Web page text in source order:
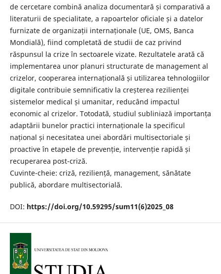
de cercetare combină analiza documentară și comparativă a
literaturii de specialitate, a rapoartelor oficiale și a datelor
furnizate de organizații internaționale (UE, OMS, Banca
Mondială), fiind completată de studii de caz privind
răspunsul la crize în sectoarele vizate. Rezultatele arată că
implementarea unor planuri structurate de management al
crizelor, cooperarea internațională și utilizarea tehnologiilor
digitale contribuie semnificativ la creșterea rezilienței
sistemelor medical și umanitar, reducând impactul
economic al crizelor. Totodată, studiul subliniază importanța
adaptării bunelor practici internaționale la specificul
național și necesitatea unei abordări multisectoriale și
proactive în etapele de prevenție, intervenție rapidă și
recuperarea post-criză.
Cuvinte-cheie: criză, reziliență, management, sănătate
publică, abordare multisectorială.
DOI: https://doi.org/10.59295/sum11(6)2025_08